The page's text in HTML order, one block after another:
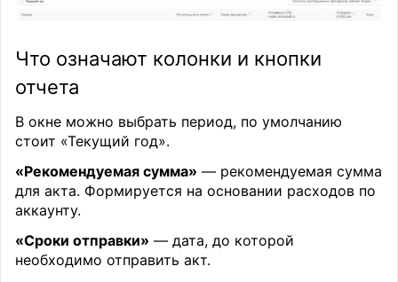
Что означают колонки и кнопки
отчета
В окне можно выбрать период, по умолчанию
стоит «Текущий год».
«Рекомендуемая сумма» — рекомендуемая сумма
для акта. Формируется на основании расходов по
аккаунту.
«Сроки отправки» — дата, до которой
необходимо отправить акт.